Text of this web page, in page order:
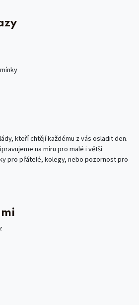
kteří chtějí každému z vás osladit den.
na míru pro malé i větší
pro přátelé, kolegy, nebo pozornost pro